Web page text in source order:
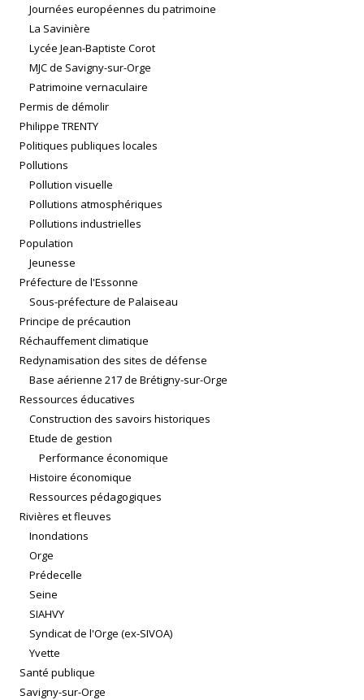
Journées européennes du patrimoine
La Savinière
Lycée Jean-Baptiste Corot
MJC de Savigny-sur-Orge
Patrimoine vernaculaire
Permis de démolir
Philippe TRENTY
Politiques publiques locales
Pollutions
Pollution visuelle
Pollutions atmosphériques
Pollutions industrielles
Population
Jeunesse
Préfecture de l'Essonne
Sous-préfecture de Palaiseau
Principe de précaution
Réchauffement climatique
Redynamisation des sites de défense
Base aérienne 217 de Brétigny-sur-Orge
Ressources éducatives
Construction des savoirs historiques
Etude de gestion
Performance économique
Histoire économique
Ressources pédagogiques
Rivières et fleuves
Inondations
Orge
Prédecelle
Seine
SIAHVY
Syndicat de l'Orge (ex-SIVOA)
Yvette
Santé publique
Savigny-sur-Orge